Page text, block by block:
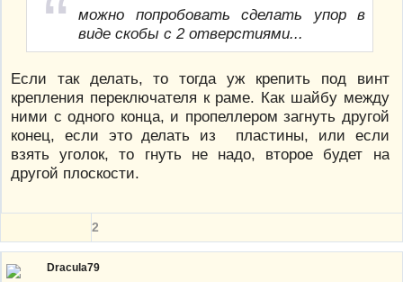
можно попробовать сделать упор в
виде скобы с 2 отверстиями...
Если так делать, то тогда уж крепить под винт
крепления переключателя к раме. Как шайбу между
ними с одного конца, и пропеллером загнуть другой
конец, если это делать из пластины, или если
взять уголок, то гнуть не надо, второе будет на
другой плоскости.
2
Dracula79